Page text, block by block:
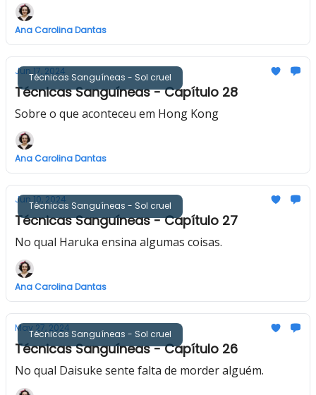
Ana Carolina Dantas
Técnicas Sanguíneas - Sol cruel
Jun 17, 2024
Técnicas Sanguíneas - Capítulo 28
Sobre o que aconteceu em Hong Kong
Ana Carolina Dantas
Técnicas Sanguíneas - Sol cruel
Jun 10, 2024
Técnicas Sanguíneas - Capítulo 27
No qual Haruka ensina algumas coisas.
Ana Carolina Dantas
Técnicas Sanguíneas - Sol cruel
May 27, 2024
Técnicas Sanguíneas - Capítulo 26
No qual Daisuke sente falta de morder alguém.